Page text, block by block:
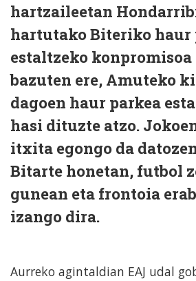
hartzaileetan
hartutako Biteriko haur
estaltzeko
bazuten ere, Amuteko
dagoen haur parkea
hasi dituzte atzo.
itxita egongo da
Bitarte honetan, futbol
gunean eta frontoia
izango dira.
Aurreko agintaldian EAJ udal